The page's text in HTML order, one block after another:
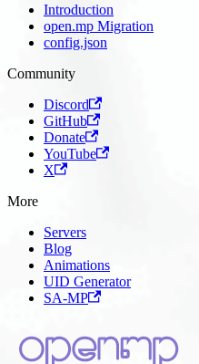
Introduction
open.mp Migration
config.json
Community
Discord
GitHub
Donate
YouTube
X
More
Servers
Blog
Animations
UID Generator
SA-MP